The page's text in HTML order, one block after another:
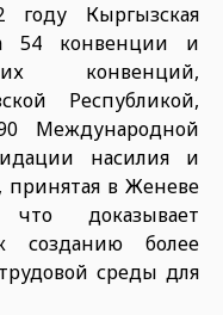
году Кыргызская
54 конвенции и
конвенций,
Республикой,
Международной
насилия и
принятая в Женеве
доказывает
созданию более
среды для